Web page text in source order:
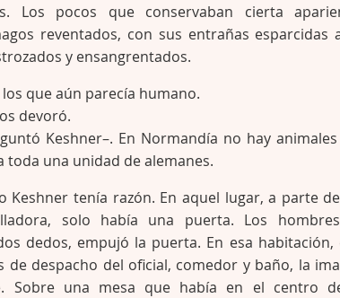
Los pocos que conservaban cierta
reventados, con sus entrañas esparcidas
y ensangrentados.
que aún parecía humano.
devoró.
Keshner–. En Normandía no hay
una unidad de alemanes.
Keshner tenía razón. En aquel lugar, a parte
solo había una puerta. Los
dedos, empujó la puerta. En esa habitación,
de despacho del oficial, comedor y baño, la
Sobre una mesa que había en el centro